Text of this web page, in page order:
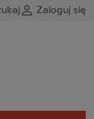
Zaloguj się